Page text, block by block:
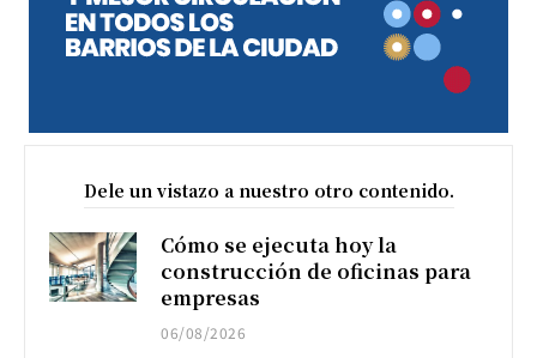
Dele un vistazo a nuestro otro contenido.
Cómo se ejecuta hoy la
construcción de oficinas para
empresas
06/08/2026